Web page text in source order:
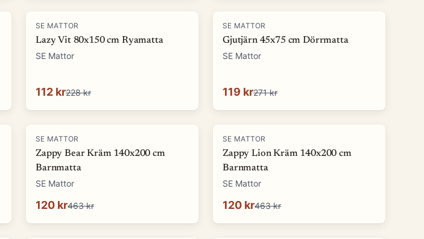
-51 %
SE MATTOR
Lazy Vit 80x150 cm Ryamatta
SE Mattor
112 kr228 kr
-56%
SE MATTOR
Gjutjärn 45x75 cm Dörrmatta
SE Mattor
119 kr271 kr
-74 %
SE MATTOR
Zappy Bear Kräm 140x200 cm
Barnmatta
SE Mattor
120 kr463 kr
-74 %
SE MATTOR
Zappy Lion Kräm 140x200 cm
Barnmatta
SE Mattor
120 kr463 kr